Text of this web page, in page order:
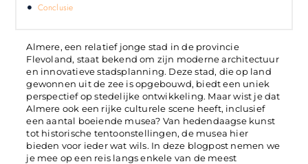
Almere, een relatief jonge stad in de provincie
Flevoland, staat bekend om zijn moderne architectuur
en innovatieve stadsplanning. Deze stad, die op land
gewonnen uit de zee is opgebouwd, biedt een uniek
perspectief op stedelijke ontwikkeling. Maar wist je dat
Almere ook een rijke culturele scene heeft, inclusief
een aantal boeiende musea? Van hedendaagse kunst
tot historische tentoonstellingen, de musea hier
bieden voor ieder wat wils. In deze blogpost nemen we
je mee op een reis langs enkele van de meest
Conclusie